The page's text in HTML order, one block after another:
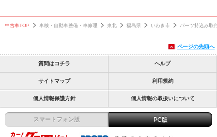
中古車TOP 車検・自動車整備・車修理 東北 福島県 いわき市 パーツ持込み取
ページの先頭へ
質問はコチラ ヘルプ
サイトマップ 利用規約
個人情報保護方針 個人情報の取扱いについて
スマートフォン版 PC版